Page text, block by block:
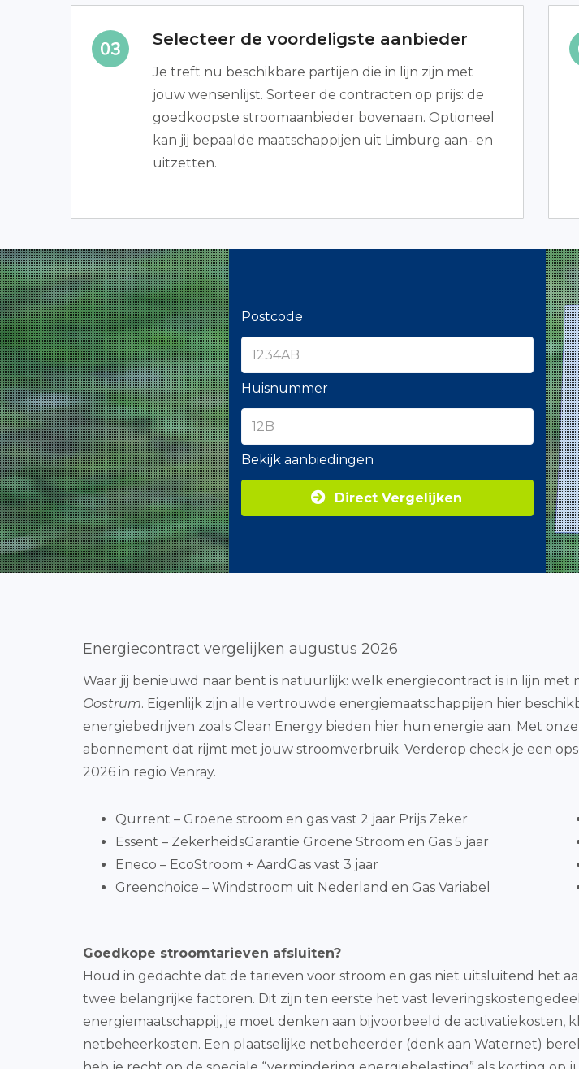
Selecteer de voordeligste aanbieder
Je treft nu beschikbare partijen die in lijn zijn met
jouw wensenlijst. Sorteer de contracten op prijs: de
goedkoopste stroomaanbieder bovenaan. Optioneel
kan jij bepaalde maatschappijen uit Limburg aan- en
uitzetten.
Postcode
Huisnummer
Bekijk aanbiedingen
Direct Vergelijken
Energiecontract vergelijken augustus 2026
Waar jij benieuwd naar bent is natuurlijk: welk energiecontract is in lijn met
Oostrum. Eigenlijk zijn alle vertrouwde energiemaatschappijen hier
energiebedrijven zoals Clean Energy bieden hier hun energie aan. Met
abonnement dat rijmt met jouw stroomverbruik. Verderop check je een
2026 in regio Venray.
Qurrent – Groene stroom en gas vast 2 jaar Prijs Zeker
Essent – ZekerheidsGarantie Groene Stroom en Gas 5 jaar
Eneco – EcoStroom + AardGas vast 3 jaar
Greenchoice – Windstroom uit Nederland en Gas Variabel
Goedkope stroomtarieven afsluiten?
Houd in gedachte dat de tarieven voor stroom en gas niet uitsluitend het
twee belangrijke factoren. Dit zijn ten eerste het vast
energiemaatschappij, je moet denken aan bijvoorbeeld de activatiekosten,
netbeheerkosten. Een plaatselijke netbeheerder (denk aan Waternet)